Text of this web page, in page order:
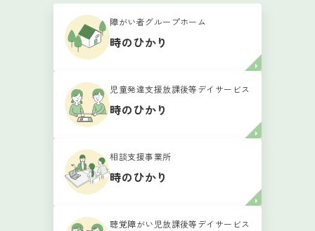
障がい者グループホーム
時のひかり
児童発達支援放課後等デイサービス
時のひかり
相談支援事業所
時のひかり
聴覚障がい児放課後等デイサービス